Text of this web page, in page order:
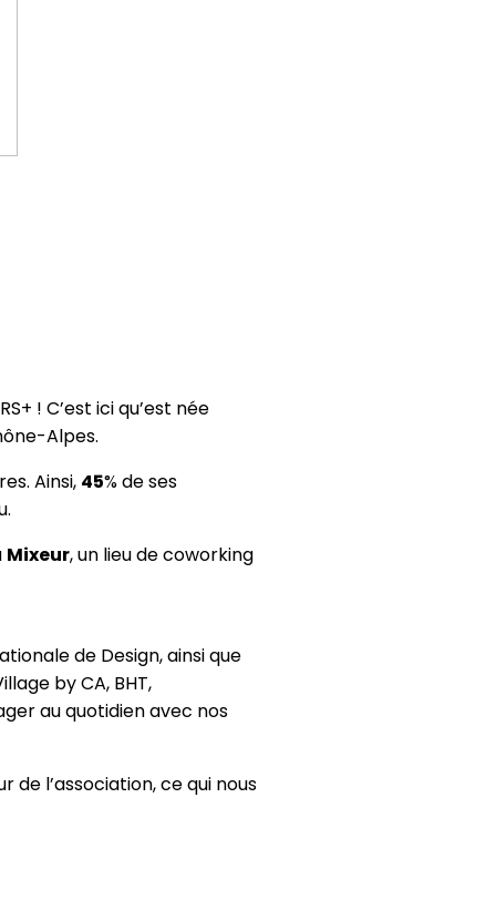
! C’est ici qu’est née
Alpes.
Ainsi, 45% de ses
Mixeur, un lieu de coworking
de Design, ainsi que
by CA, BHT,
au quotidien avec nos
de l’association, ce qui nous